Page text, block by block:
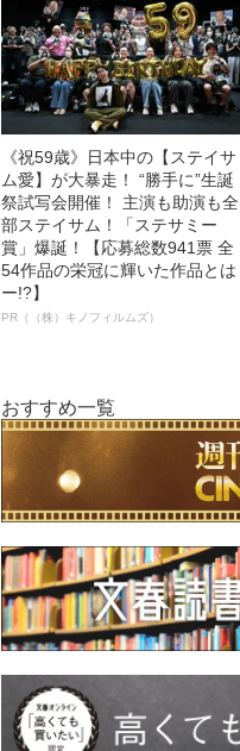
《祝59歳》日本中の【ステイサ
ム愛】が大暴走！ “勝手に”生誕
祭試写会開催！ 主演も助演も全
部ステイサム！「ステサミー
賞」爆誕！【応募総数941票 全
54作品の栄冠に輝いた作品とは
ー!?】
PR（（株）キノフィルムズ）
おすすめ一覧